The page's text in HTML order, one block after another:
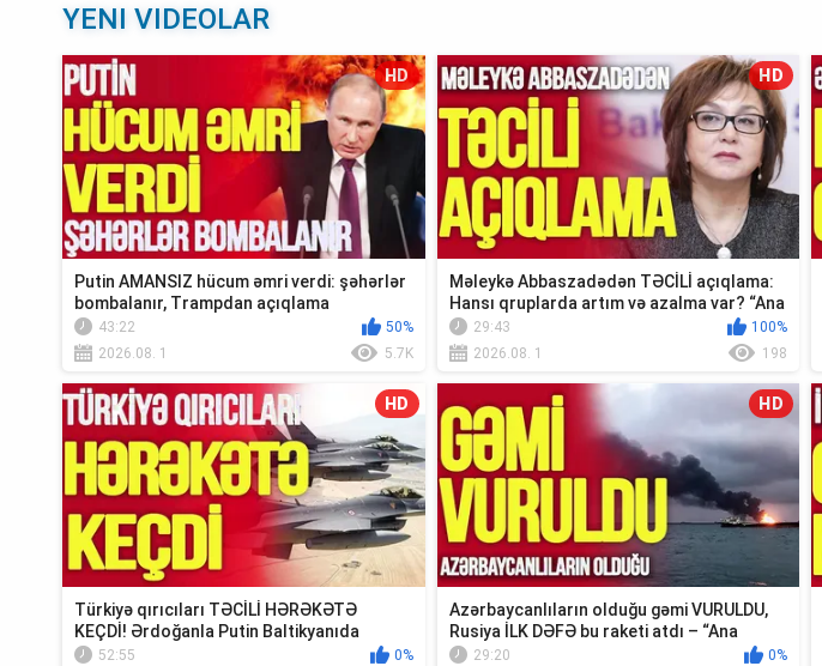
YENI VIDEOLAR
HD
Putin AMANSIZ hücum əmri verdi: şəhərlər
bombalanır, Trampdan açıqlama
43:22
50%
2026.08. 1
5.7K
HD
Məleykə Abbaszadədən TƏCİLİ açıqlama:
Hansı qruplarda artım və azalma var? “Ana
Xə...29:43
100%
2026.08. 1
198
HD
Türkiyə qırıcıları TƏCİLİ HƏRƏKƏTƏ
KEÇDİ! Ərdoğanla Putin Baltikyanıda
TOQQUŞUR-TV...
52:55
0%
HD
Azərbaycanlıların olduğu gəmi VURULDU,
Rusiya İLK DƏFƏ bu raketi atdı – “Ana
Xəbər”
29:20
0%